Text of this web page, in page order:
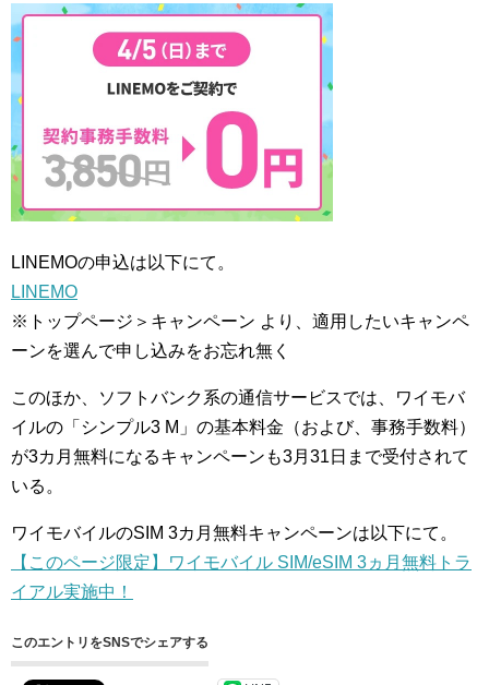
LINEMOの申込は以下にて。
LINEMO
※トップページ＞キャンペーン より、適用したいキャンペ
ーンを選んで申し込みをお忘れ無く
このほか、ソフトバンク系の通信サービスでは、ワイモバ
イルの「シンプル3 M」の基本料金（および、事務手数料）
が3カ月無料になるキャンペーンも3月31日まで受付されて
いる。
ワイモバイルのSIM 3カ月無料キャンペーンは以下にて。
【このページ限定】ワイモバイル SIM/eSIM 3ヵ月無料トラ
イアル実施中！
このエントリをSNSでシェアする